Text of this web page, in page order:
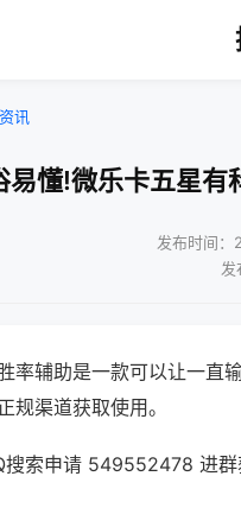
讯
易懂!微乐卡五星有
发布时间
发
率辅助是一款可以让一直
规渠道获取使用。
搜索申请 549552478 进群